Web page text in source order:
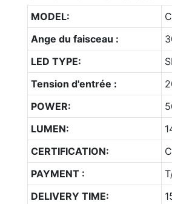
MODEL:
Ange du faisceau :
LED TYPE:
Tension d'entrée :
POWER:
LUMEN:
CERTIFICATION:
PAYMENT :
DELIVERY TIME: